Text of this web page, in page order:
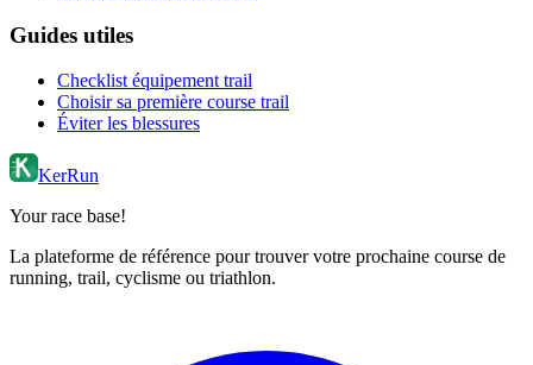
Guides utiles
Checklist équipement trail
Choisir sa première course trail
Éviter les blessures
KerRun
Your race base!
La plateforme de référence pour trouver votre prochaine course de
running, trail, cyclisme ou triathlon.